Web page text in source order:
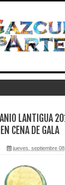
LANTIGUA
CENA DE GALA
jueves, septiembre